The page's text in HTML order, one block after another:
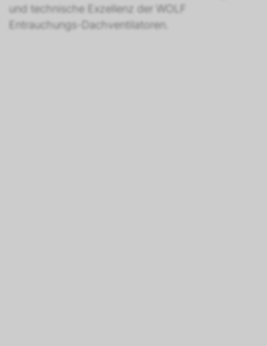
und technische Exzellenz der WOLF
Entrauchungs-Dachventilatoren.